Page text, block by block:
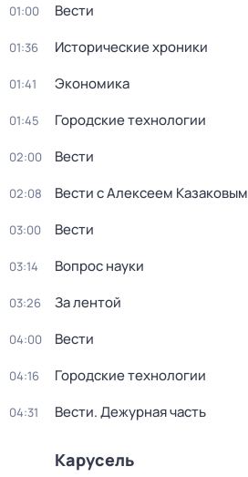
01:00 Вести
01:36 Исторические хроники
01:41 Экономика
01:45 Городские технологии
02:00 Вести
02:08 Вести с Алексеем Казаковым
03:00 Вести
03:14 Вопрос науки
03:26 За лентой
04:00 Вести
04:16 Городские технологии
04:31 Вести. Дежурная часть
Карусель